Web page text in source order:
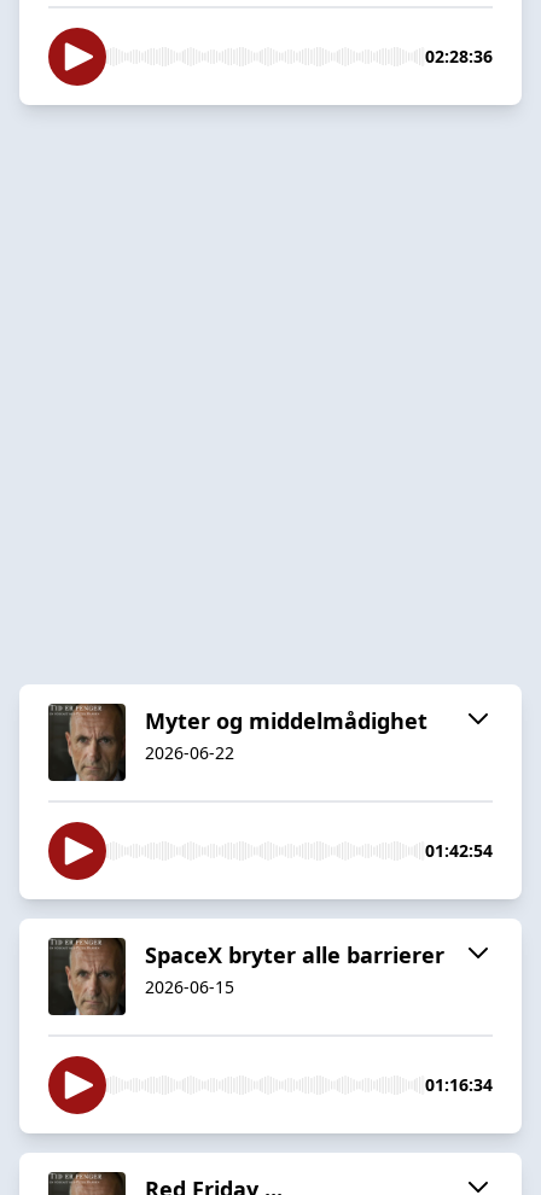
02:28:36
Myter og middelmådighet
2026-06-22
01:42:54
SpaceX bryter alle barrierer
2026-06-15
01:16:34
Red Friday ...